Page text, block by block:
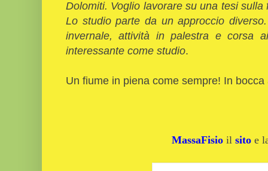
Dolomiti. Voglio lavorare su una tesi
Lo studio parte da un approccio
invernale, attività in palestra e corsa
interessante come studio.
Un fiume in piena come sempre! In bocca
MassaFisio il sito e